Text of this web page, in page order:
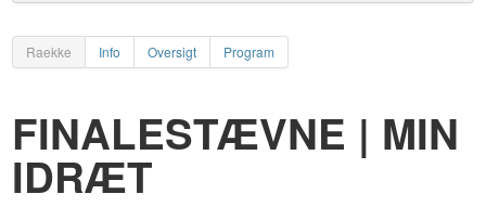
Raekke Info Oversigt Program
FINALESTÆVNE | MIN
IDRÆT